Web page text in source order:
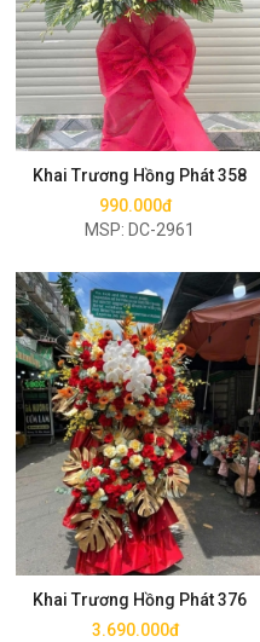
Khai Trương Hồng Phát 358
990.000đ
MSP: DC-2961
Mua ngay
Khai Trương Hồng Phát 376
3.690.000đ
Mua ngay